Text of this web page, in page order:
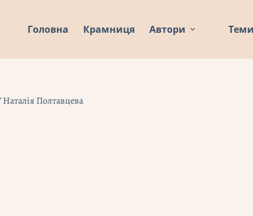
Головна Крамниця Автори Теми
Наталія Полтавцева